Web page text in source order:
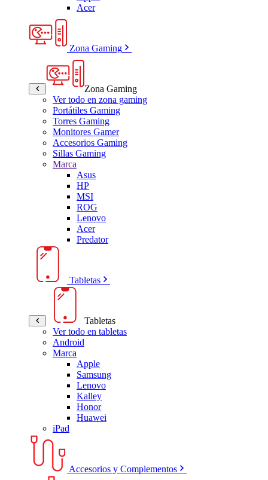
Acer
Zona Gaming
Zona Gaming
Ver todo en zona gaming
Portátiles Gaming
Torres Gaming
Monitores Gamer
Accesorios Gaming
Sillas Gaming
Marca
Asus
HP
MSI
ROG
Lenovo
Acer
Predator
Tabletas
Tabletas
Ver todo en tabletas
Android
Marca
Apple
Samsung
Lenovo
Kalley
Honor
Huawei
iPad
Accesorios y Complementos